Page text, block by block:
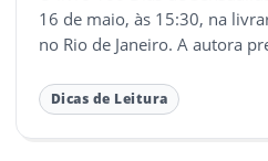
16 de maio, às 15:30, na
no Rio de Janeiro. A autora
Dicas de Leitura